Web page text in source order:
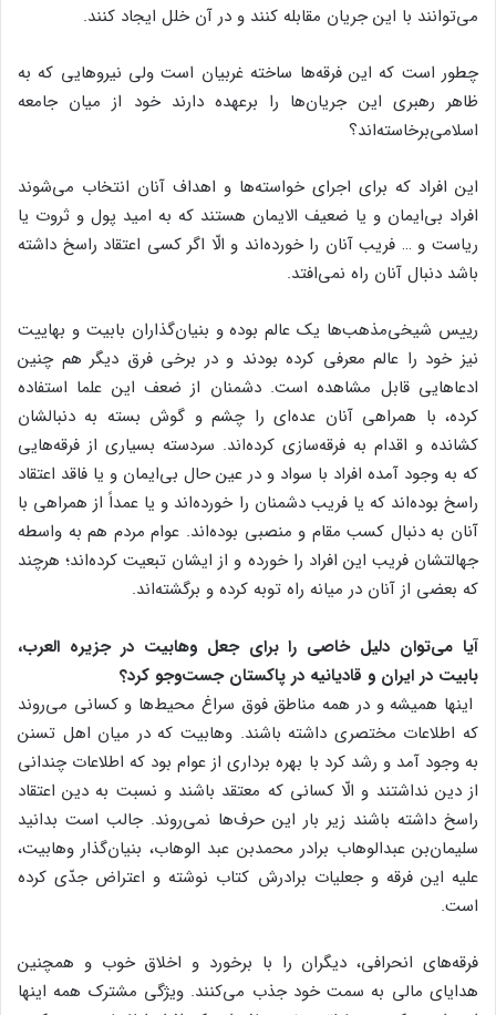
می‌توانند با این جریان مقابله کنند و در آن خلل ایجاد کنند.
چطور است که این فرقه‌ها ساخته غربیان است ولی نیروهایی که به
ظاهر رهبری این جریان‌ها را برعهده دارند خود از میان جامعه
اسلامی‌برخاسته‌اند؟
این افراد که برای اجرای خواسته‌ها و اهداف آنان انتخاب می‌شوند
افراد بی‌ایمان و یا ضعیف الایمان هستند که به امید پول و ثروت یا
ریاست و … فریب آنان را خورده‌اند و الّا اگر کسی اعتقاد راسخ داشته
باشد دنبال آنان راه نمی‌افتد.
رییس شیخی‌مذهب‌ها یک عالم بوده و بنیان‌گذاران بابیت و بهاییت
نیز خود را عالم معرفی کرده بودند و در برخی فرق دیگر هم چنین
ادعاهایی قابل مشاهده است. دشمنان از ضعف این علما استفاده
کرده، با همراهی آنان عده‌ای را چشم و گوش بسته به دنبالشان
کشانده و اقدام به فرقه‌سازی کرده‌اند. سردسته بسیاری از فرقه‌هایی
که به وجود آمده افراد با سواد و در عین حال بی‌ایمان و یا فاقد اعتقاد
راسخ بوده‌اند که یا فریب دشمنان را خورده‌اند و یا عمداً از همراهی با
آنان به دنبال کسب مقام و منصبی بوده‌اند. عوام مردم هم به واسطه
جهالتشان فریب این افراد را خورده و از ایشان تبعیت کرده‌اند؛ هرچند
که بعضی از آنان در میانه راه توبه کرده و برگشته‌اند.
آیا می‌توان دلیل خاصی را برای جعل وهابیت در جزیره العرب،
بابیت در ایران و قادیانیه در پاکستان جست‌وجو کرد؟
اینها همیشه و در همه مناطق فوق سراغ محیط‌ها و کسانی می‌روند
که اطلاعات مختصری داشته باشند. وهابیت که در میان اهل تسنن
به وجود آمد و رشد کرد با بهره برداری از عوام بود که اطلاعات چندانی
از دین نداشتند و الّا کسانی که معتقد باشند و نسبت به دین اعتقاد
راسخ داشته باشند زیر بار این حرف‌ها نمی‌روند. جالب است بدانید
سلیمان‌بن عبدالوهاب برادر محمدبن عبد الوهاب، بنیان‌گذار وهابیت،
علیه این فرقه و جعلیات برادرش کتاب نوشته و اعتراض جدّی کرده
است.
فرقه‌های انحرافی، دیگران را با برخورد و اخلاق خوب و همچنین
هدایای مالی به سمت خود جذب می‌کنند. ویژگی مشترک همه اینها